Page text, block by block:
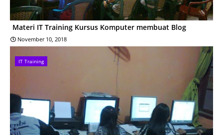
Materi IT Training Kursus Komputer membuat Blog
November 10, 2018
IT Training